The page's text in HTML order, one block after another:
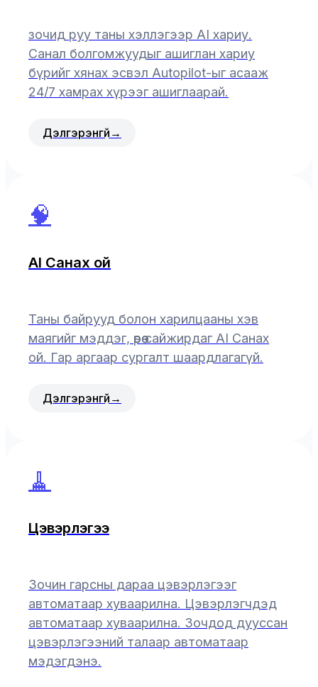
зочид руу таны хэллэгээр AI хариу.
Санал болгомжуудыг ашиглан хариу
бүрийг хянах эсвэл Autopilot-ыг асааж
24/7 хамрах хүрээг ашиглаарай.
Дэлгэрэнгүй →
🧠
AI Санах ой
Таны байрууд болон харилцааны хэв
маягийг мэддэг, өөрөө сайжирдаг AI Санах
ой. Гар аргаар сургалт шаардлагагүй.
Дэлгэрэнгүй →
🧹
Цэвэрлэгээ
Зочин гарсны дараа цэвэрлэгээг
автоматаар хуваарилна. Цэвэрлэгчдэд
автоматаар хуваарилна. Зочдод дууссан
цэвэрлэгээний талаар автоматаар
мэдэгдэнэ.